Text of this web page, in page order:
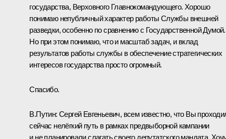
государства, Верховного Главнокомандующего. Хорошо
понимаю непубличный характер работы Службы внешней
разведки, особенно по сравнению с Государственной Думой.
Но при этом понимаю, что и масштаб задач, и вклад
результатов работы службы в обеспечение стратегических
интересов государства просто огромный.
Спасибо.
В.Путин: Сергей Евгеньевич, всем известно, что Вы
сейчас нелёгкий путь в рамках предвыборной кампании
и не планировали слагать своего депутатского мандата.